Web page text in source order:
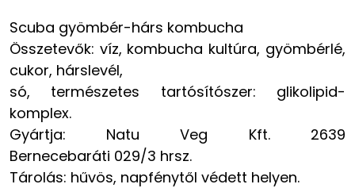
Scuba gyömbér-hárs kombucha
Összetevők: víz, kombucha kultúra, gyömbérlé,
cukor, hárslevél,
só, természetes tartósítószer: glikolipid-
komplex.
Gyártja: Natu Veg Kft. 2639
Bernecebaráti 029/3 hrsz.
Tárolás: hűvös, napfénytől védett helyen.